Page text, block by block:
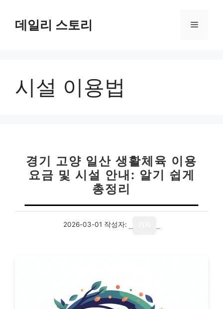
데일리 스토리 메
시설 이용법
경기 고양 일산 생활체육 이용
요금 및 시설 안내: 알기 쉽게
총정리
2026-03-01 작성자: